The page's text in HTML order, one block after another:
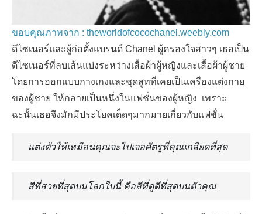
ขอบคุณภาพจาก : theworldofcocochanel.weebly.com
ดีไซเนอร์และผู้ก่อตั้งแบรนด์ Chanel ผู้ครองใจสาวๆ เธอเป็น
ดีไซเนอร์ที่ลบเส้นแบ่งระหว่างเสื้อผ้าผู้หญิงและเสื้อผ้าผู้ชาย
โดยการออกแบบกางเกงและชุดสูทที่เคยเป็นเครื่องแต่งกาย
ของผู้ชาย ให้กลายเป็นหนึ่งในแฟชั่นของผู้หญิง เพราะ
ฉะนั้นเธอจึงมักมีประโยคเด็ดๆมากมายเกี่ยวกับแฟชั่น
แต่งตัวให้เหมือนคุณจะไปเจอศัตรูที่คุณเกลียดที่สุด
สีที่สวยที่สุดบนโลกใบนี้ คือสีที่ดูดีที่สุดบนตัวคุณ